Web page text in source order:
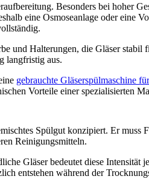
Besonders bei hoher
eine Osmoseanlage oder eine
und Halterungen, die Gläser
langfristig aus.
gebrauchte Gläserspülmaschine
Vorteile einer spezialisierten
Spülgut konzipiert. Er muss
Reinigungsmitteln.
Gläser bedeutet diese
entstehen während der